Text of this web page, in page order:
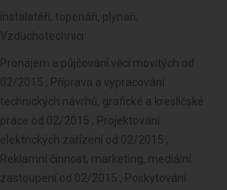
instalatéři, topenáři, plynaři,
Vzduchotechnici
Pronájem a půjčování věcí movitých od
02/2015 , Příprava a vypracování
technických návrhů, grafické a kresličské
práce od 02/2015 , Projektování
elektrických zařízení od 02/2015 ,
Reklamní činnost, marketing, mediální
zastoupení od 02/2015 , Poskytování